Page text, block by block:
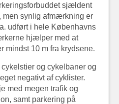
sjældent
men synlig afmærkning er
udført i hele Københavns
hjælper med at
mindst 10 m fra krydsene.
og cykelbaner og
negativt af cyklister.
med megen trafik og
samt parkering på